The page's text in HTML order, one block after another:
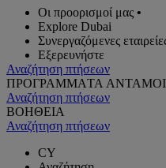
Οι προορισμοί μας •
Explore Dubai
Συνεργαζόμενες
Εξερευνήστε
Αναζήτηση πτήσεων
ΠΡΟΓΡΑΜΜΑTA
Αναζήτηση πτήσεων
ΒΟΗΘΕΙΑ
Αναζήτηση πτήσεων
CY